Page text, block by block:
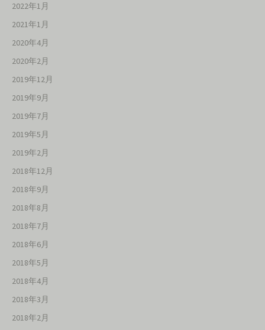
2022年1月
2021年1月
2020年4月
2020年2月
2019年12月
2019年9月
2019年7月
2019年5月
2019年2月
2018年12月
2018年9月
2018年8月
2018年7月
2018年6月
2018年5月
2018年4月
2018年3月
2018年2月